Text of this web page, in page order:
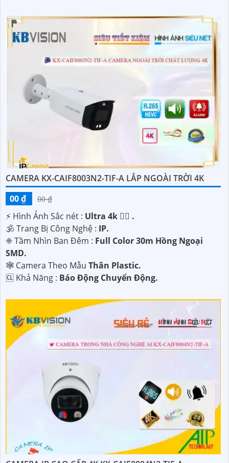
CAMERA KX-CAIF8003N2-TIF-A LẮP NGOÀI TRỜI 4K
00 ₫
00 ₫
️⚡ Hình Ảnh Sắc nét : Ultra 4k 👍🏾 .
🕉️ Trang Bị Công Nghệ : IP.
❈ Tầm Nhìn Ban Đêm : Full Color 30m Hồng Ngoại
SMD.
🕸️ Camera Theo Mẫu Thân Plastic.
️🆑 Khả Năng : Báo Động Chuyển Động.